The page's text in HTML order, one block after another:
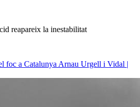
reapareix la inestabilitat
foc a Catalunya Arnau Urgell i Vidal |